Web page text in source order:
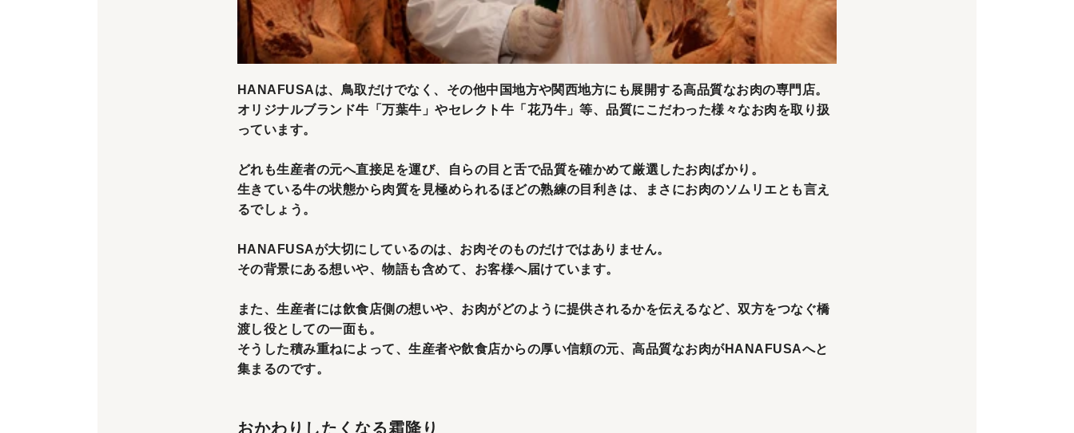
HANAFUSAは、鳥取だけでなく、その他中国地方や関西地方にも展開する高品質なお肉の専門店。
オリジナルブランド牛「万葉牛」やセレクト牛「花乃牛」等、品質にこだわった様々なお肉を取り扱
っています。
どれも生産者の元へ直接足を運び、自らの目と舌で品質を確かめて厳選したお肉ばかり。
生きている牛の状態から肉質を見極められるほどの熟練の目利きは、まさにお肉のソムリエとも言え
るでしょう。
HANAFUSAが大切にしているのは、お肉そのものだけではありません。
その背景にある想いや、物語も含めて、お客様へ届けています。
また、生産者には飲食店側の想いや、お肉がどのように提供されるかを伝えるなど、双方をつなぐ橋
渡し役としての一面も。
そうした積み重ねによって、生産者や飲食店からの厚い信頼の元、高品質なお肉がHANAFUSAへと
集まるのです。
おかわりしたくなる霜降り